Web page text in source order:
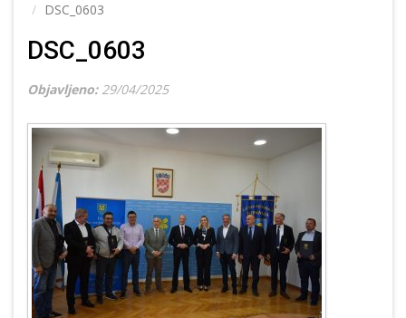
DSC_0603
DSC_0603
Objavljeno: 29/04/2025